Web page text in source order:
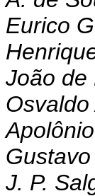
Eurico
João de
J. P.